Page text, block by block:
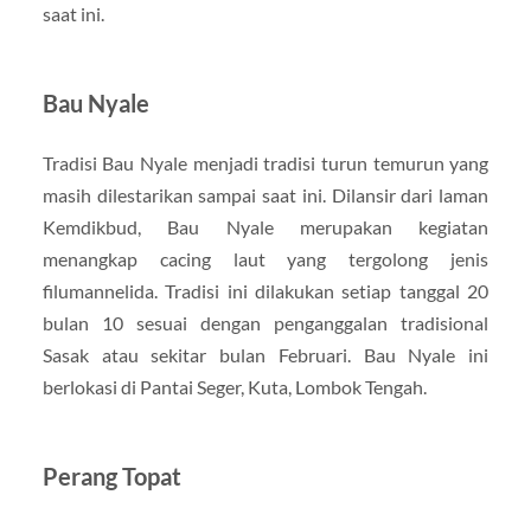
saat ini.
Bau Nyale
Tradisi Bau Nyale menjadi tradisi turun temurun yang
masih dilestarikan sampai saat ini. Dilansir dari laman
Kemdikbud, Bau Nyale merupakan kegiatan
menangkap cacing laut yang tergolong jenis
filumannelida. Tradisi ini dilakukan setiap tanggal 20
bulan 10 sesuai dengan penganggalan tradisional
Sasak atau sekitar bulan Februari. Bau Nyale ini
berlokasi di Pantai Seger, Kuta, Lombok Tengah.
Perang Topat